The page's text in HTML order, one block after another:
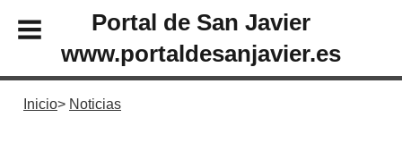
Portal de San Javier
www.portaldesanjavier.es
Inicio Noticias